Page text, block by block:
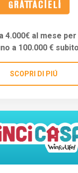
4.000€ al mese per
a 100.000 € subito
SCOPRI DI PIÚ